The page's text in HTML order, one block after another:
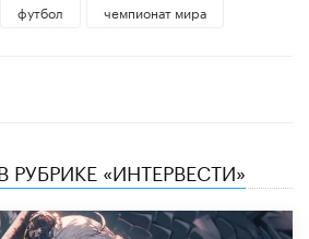
футбол чемпионат мира
РУБРИКЕ «ИНТЕРВЕСТИ»